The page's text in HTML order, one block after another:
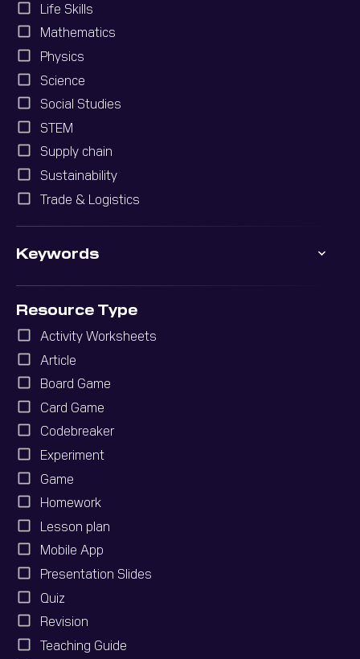
Life Skills
Mathematics
Physics
Science
Social Studies
STEM
Supply chain
Sustainability
Trade & Logistics
Keywords
Resource Type
Activity Worksheets
Article
Board Game
Card Game
Codebreaker
Experiment
Game
Homework
Lesson plan
Mobile App
Presentation Slides
Quiz
Revision
Teaching Guide